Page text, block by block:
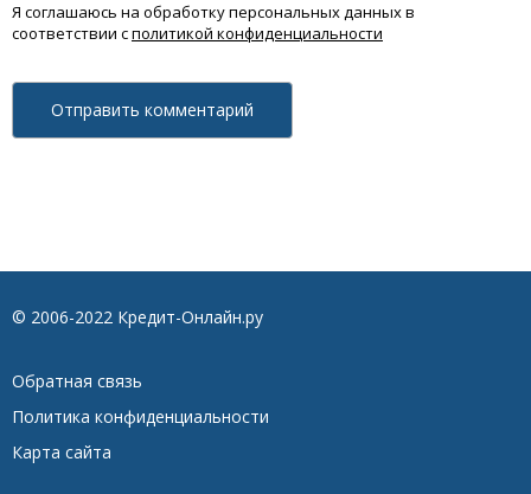
Я соглашаюсь на обработку персональных данных в
соответствии сполитикой конфиденциальности
© 2006-2022 Кредит-Онлайн.ру
Обратная связь
Политика конфиденциальности
Карта сайта